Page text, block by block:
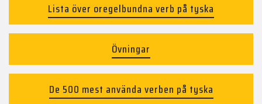
Lista över oregelbundna verb på tyska
Övningar
De 500 mest använda verben på tyska